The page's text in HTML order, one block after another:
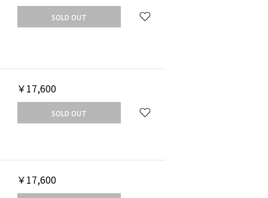
SOLD OUT
￥17,600
SOLD OUT
￥17,600